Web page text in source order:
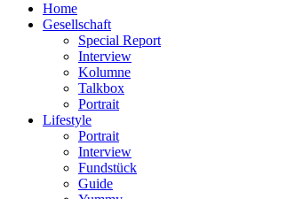
Home
Gesellschaft
Special Report
Interview
Kolumne
Talkbox
Portrait
Lifestyle
Portrait
Interview
Fundstück
Guide